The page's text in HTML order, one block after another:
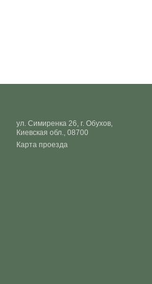
ул. Симиренка 26, г. Обухов,
Киевская обл., 08700
Карта проезда